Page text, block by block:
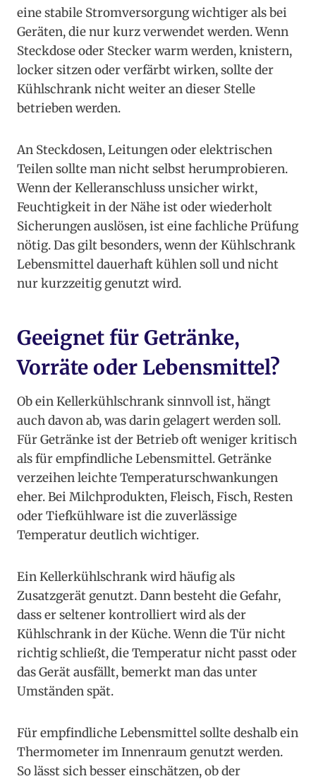
eine stabile Stromversorgung wichtiger als bei
Geräten, die nur kurz verwendet werden. Wenn
Steckdose oder Stecker warm werden, knistern,
locker sitzen oder verfärbt wirken, sollte der
Kühlschrank nicht weiter an dieser Stelle
betrieben werden.
An Steckdosen, Leitungen oder elektrischen
Teilen sollte man nicht selbst herumprobieren.
Wenn der Kelleranschluss unsicher wirkt,
Feuchtigkeit in der Nähe ist oder wiederholt
Sicherungen auslösen, ist eine fachliche Prüfung
nötig. Das gilt besonders, wenn der Kühlschrank
Lebensmittel dauerhaft kühlen soll und nicht
nur kurzzeitig genutzt wird.
Geeignet für Getränke,
Vorräte oder Lebensmittel?
Ob ein Kellerkühlschrank sinnvoll ist, hängt
auch davon ab, was darin gelagert werden soll.
Für Getränke ist der Betrieb oft weniger kritisch
als für empfindliche Lebensmittel. Getränke
verzeihen leichte Temperaturschwankungen
eher. Bei Milchprodukten, Fleisch, Fisch, Resten
oder Tiefkühlware ist die zuverlässige
Temperatur deutlich wichtiger.
Ein Kellerkühlschrank wird häufig als
Zusatzgerät genutzt. Dann besteht die Gefahr,
dass er seltener kontrolliert wird als der
Kühlschrank in der Küche. Wenn die Tür nicht
richtig schließt, die Temperatur nicht passt oder
das Gerät ausfällt, bemerkt man das unter
Umständen spät.
Für empfindliche Lebensmittel sollte deshalb ein
Thermometer im Innenraum genutzt werden.
So lässt sich besser einschätzen, ob der